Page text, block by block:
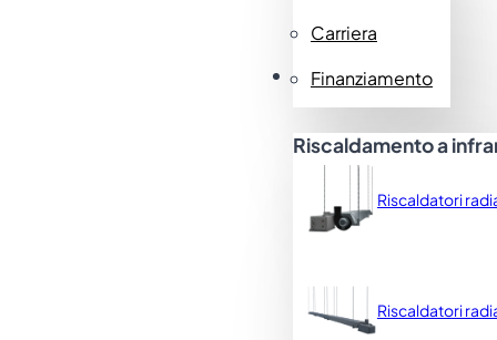
Carriera
Finanziamento
Prodotti
Riscaldamento a
Riscaldatori
Riscaldatori